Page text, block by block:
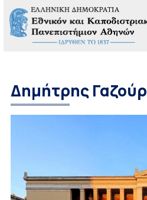
Δημήτρης